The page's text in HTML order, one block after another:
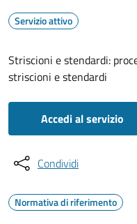
Servizio attivo
Striscioni e stendardi:
striscioni e stendardi
Accedi al servizio
Condividi
Normativa di riferimento